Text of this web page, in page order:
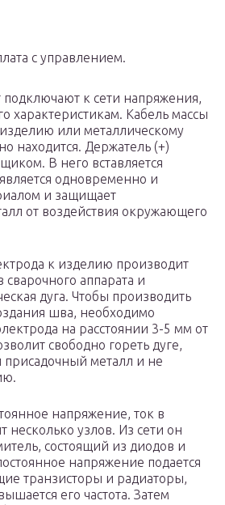
с управлением.
подключают к сети напряжения,
характеристикам. Кабель массы
или металлическому
находится. Держатель (+)
В него вставляется
одновременно и
и защищает
от воздействия окружающего
к изделию производит
аппарата и
дуга. Чтобы производить
шва, необходимо
на расстоянии 3-5 мм от
свободно гореть дуге,
присадочный металл и не
напряжение, ток в
несколько узлов. Из сети он
состоящий из диодов и
напряжение подается
транзисторы и радиаторы,
его частота. Затем